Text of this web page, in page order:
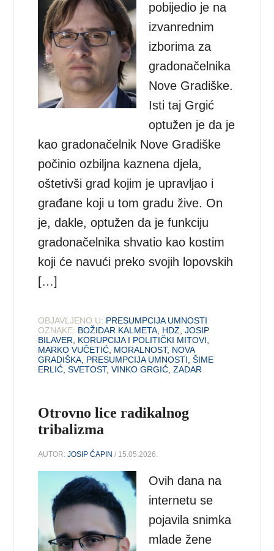
pobijedio je na
izvanrednim
izborima za
gradonačelnika
Nove Gradiške.
Isti taj Grgić
optužen je da je
kao gradonačelnik Nove Gradiške
počinio ozbiljna kaznena djela,
oštetivši grad kojim je upravljao i
građane koji u tom gradu žive. On
je, dakle, optužen da je funkciju
gradonačelnika shvatio kao kostim
koji će navući preko svojih lopovskih
[…]
OBJAVLJENO U: PRESUMPCIJA UMNOSTI
OZNAKE: BOŽIDAR KALMETA HDZ ,JOSIP
BILAVER
KORUPCIJA I POLITIČKI MITOVI
MARKO VUČETIĆ MORALNOST, NOVA
GRADIŠKA PRESUMPCIJA UMNOSTI ,ŠIME
ERLIĆ ,SVETOST,VINKO GRGIĆ ,ZADAR
Otrovno lice radikalnog
tribalizma
AUTOR:JOSIP ĆAPIN / 15.05.2026.
Ovih dana na
internetu se
pojavila snimka
mlade žene